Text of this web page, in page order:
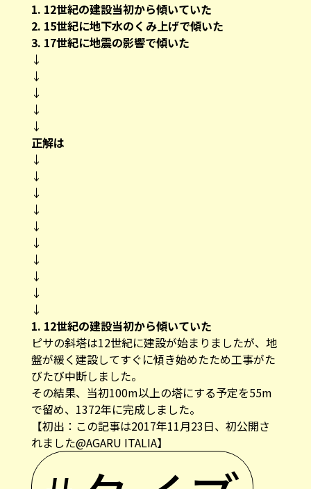
1. 12世紀の建設当初から傾いていた
2. 15世紀に地下水のくみ上げで傾いた
3. 17世紀に地震の影響で傾いた
↓
↓
↓
↓
↓
正解は
↓
↓
↓
↓
↓
↓
↓
↓
↓
↓
1. 12世紀の建設当初から傾いていた
ピサの斜塔は12世紀に建設が始まりましたが、地
盤が緩く建設してすぐに傾き始めたため工事がた
びたび中断しました。
その結果、当初100m以上の塔にする予定を55m
で留め、1372年に完成しました。
【初出：この記事は2017年11月23日、初公開さ
れました@AGARU ITALIA】